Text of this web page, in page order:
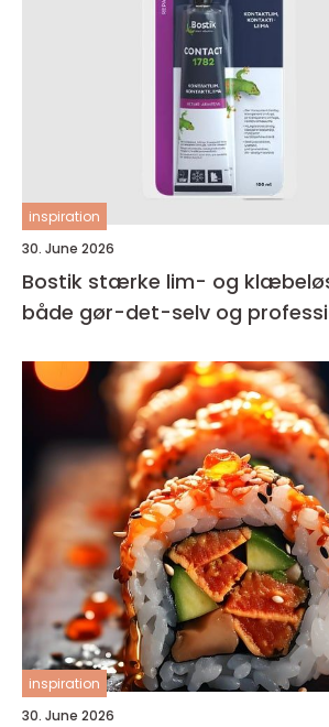
inspiration
30. June 2026
Bostik stærke lim- og klæbeløsninger til
både gør-det-selv og
inspiration
30. June 2026